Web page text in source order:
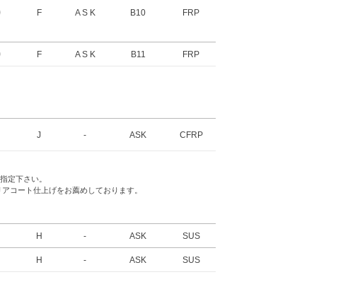
F A S K B10 FRP
F A S K B11 FRP
J - ASK CFRP
定下さい。
コート仕上げをお薦めしております。
H - ASK SUS
H - ASK SUS